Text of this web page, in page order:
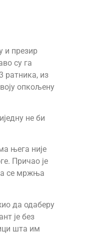
и презир
су га
ратника, из
опкољену
не би
њега није
Причао је
се мржња
да одаберу
је без
шта им